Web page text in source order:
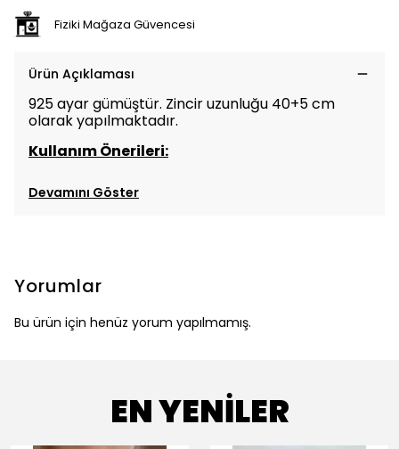
Fiziki Mağaza Güvencesi
Ürün Açıklaması
925 ayar gümüştür. Zincir uzunluğu 40+5 cm
olarak yapılmaktadır.
Kullanım Önerileri:
Devamını Göster
Yorumlar
Bu ürün için henüz yorum yapılmamış.
EN YENİLER